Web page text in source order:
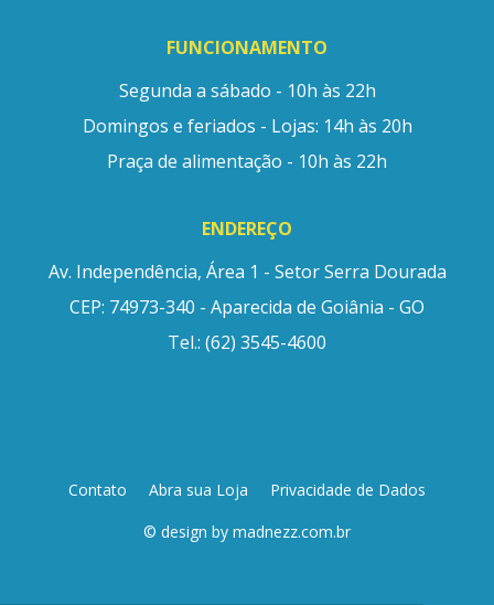
FUNCIONAMENTO
Segunda a sábado - 10h às 22h
Domingos e feriados - Lojas: 14h às 20h
Praça de alimentação - 10h às 22h
ENDEREÇO
Av. Independência, Área 1 - Setor Serra Dourada
CEP: 74973-340 - Aparecida de Goiânia - GO
Tel.: (62) 3545-4600
Contato Abra sua Loja
Privacidade de Dados
© design by madnezz.com.br